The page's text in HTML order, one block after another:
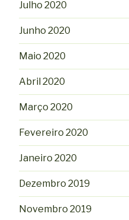
Julho 2020
Junho 2020
Maio 2020
Abril 2020
Março 2020
Fevereiro 2020
Janeiro 2020
Dezembro 2019
Novembro 2019